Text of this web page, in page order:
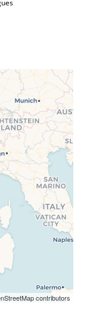
contributors